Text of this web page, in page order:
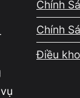
Chính
Chính
Điều